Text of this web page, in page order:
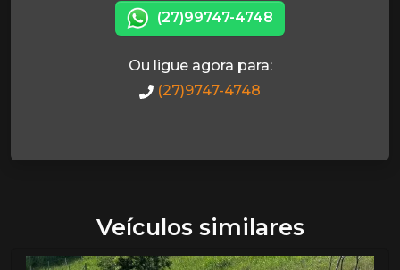
(27)99747-4748
Ou ligue agora para:
(27)9747-4748
Veículos similares